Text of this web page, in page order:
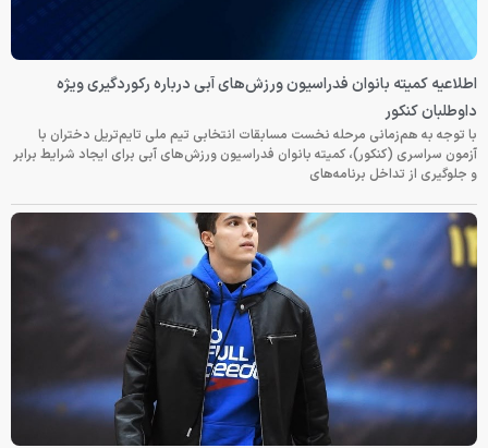
اطلاعیه کمیته بانوان فدراسیون ورزش‌های آبی درباره رکوردگیری ویژه
داوطلبان کنکور
با توجه به هم‌زمانی مرحله نخست مسابقات انتخابی تیم ملی تایم‌تریل دختران با
آزمون سراسری (کنکور)، کمیته بانوان فدراسیون ورزش‌های آبی برای ایجاد شرایط برابر
و جلوگیری از تداخل برنامه‌های